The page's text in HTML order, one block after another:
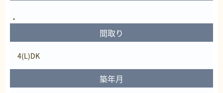
間取り
4(L)DK
築年月